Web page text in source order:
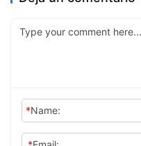
firma un pedido de intención
inteligentes de gas 6X4
*Name: